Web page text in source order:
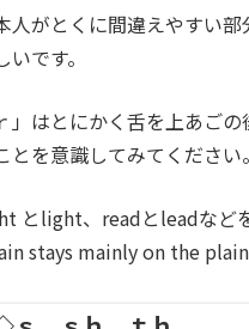
人がとくに間違えやすい
いです。
」はとにかく舌を上あご
とを意識してみてください。
とlight、readとleadなど
stays mainly on the plain